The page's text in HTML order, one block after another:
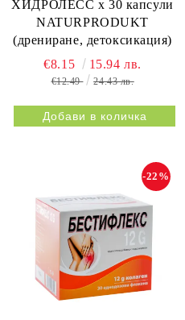
ХИДРОЛЕСС х 30 капсули
NATURPRODUKT
(дрениране, детоксикация)
€8.15 15.94 лв.
€12.49 24.43 лв.
-22%